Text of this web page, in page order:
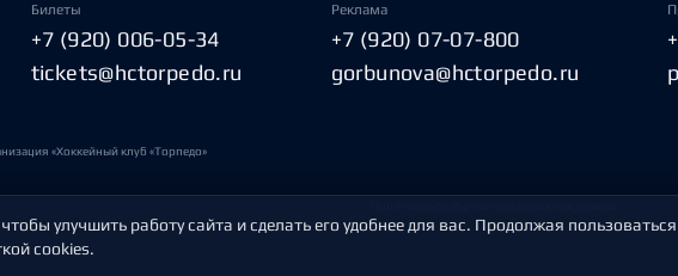
Билеты
+7 (920) 006-05-34
tickets@hctorpedo.ru
Реклама
+7 (920) 07-07-800
gorbunova@hctorpedo.ru
«Хоккейный клуб «Торпедо»
улучшить работу сайта и сделать его удобнее для вас. Продолжая
cookies.